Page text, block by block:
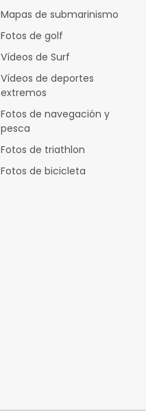
Mapas de submarinismo
Fotos de golf
Vídeos de Surf
Vídeos de deportes
extremos
Fotos de navegación y
pesca
Fotos de triathlon
Fotos de bicicleta